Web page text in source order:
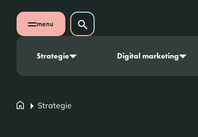
Navigatie overslaan
Open mobiel menu
menu Zoeken op website
Zoeken
Strategie Digital marketing
Strategie